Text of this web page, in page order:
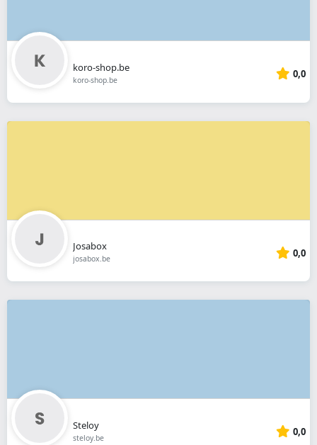
koro-shop.be
koro-shop.be 0,0
Josabox
josabox.be 0,0
Steloy
steloy.be 0,0